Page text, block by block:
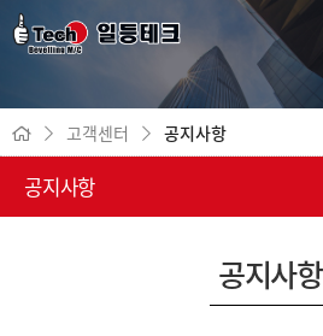
고객센터 공지사항
공지사항
공지사항